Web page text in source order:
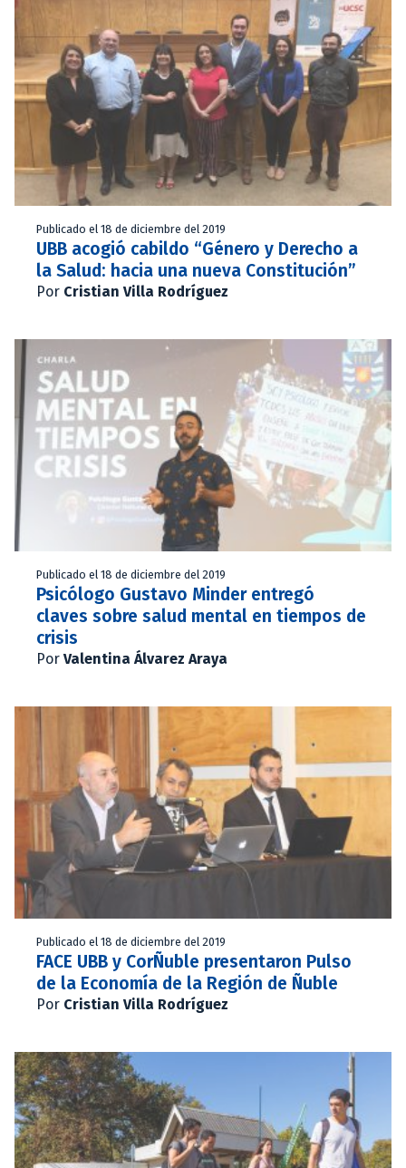
Publicado el 18 de diciembre del 2019
UBB acogió cabildo “Género y Derecho a
la Salud: hacia una nueva Constitución”
Por Cristian Villa Rodríguez
Publicado el 18 de diciembre del 2019
Psicólogo Gustavo Minder entregó
claves sobre salud mental en tiempos de
crisis
Por Valentina Álvarez Araya
Publicado el 18 de diciembre del 2019
FACE UBB y CorÑuble presentaron Pulso
de la Economía de la Región de Ñuble
Por Cristian Villa Rodríguez